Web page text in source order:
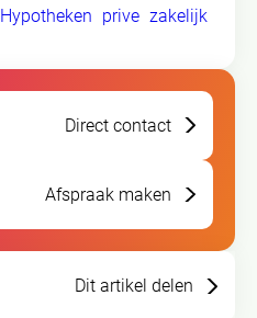
Hypotheken prive zakelijk
Direct contact
Afspraak maken
Dit artikel delen